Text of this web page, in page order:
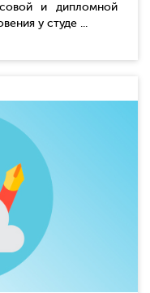
и дипломной
у студе ...